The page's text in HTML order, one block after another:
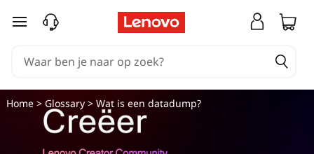
Ga naar de hoofdinhoud
Home> Glossary> Wat is een datadump?